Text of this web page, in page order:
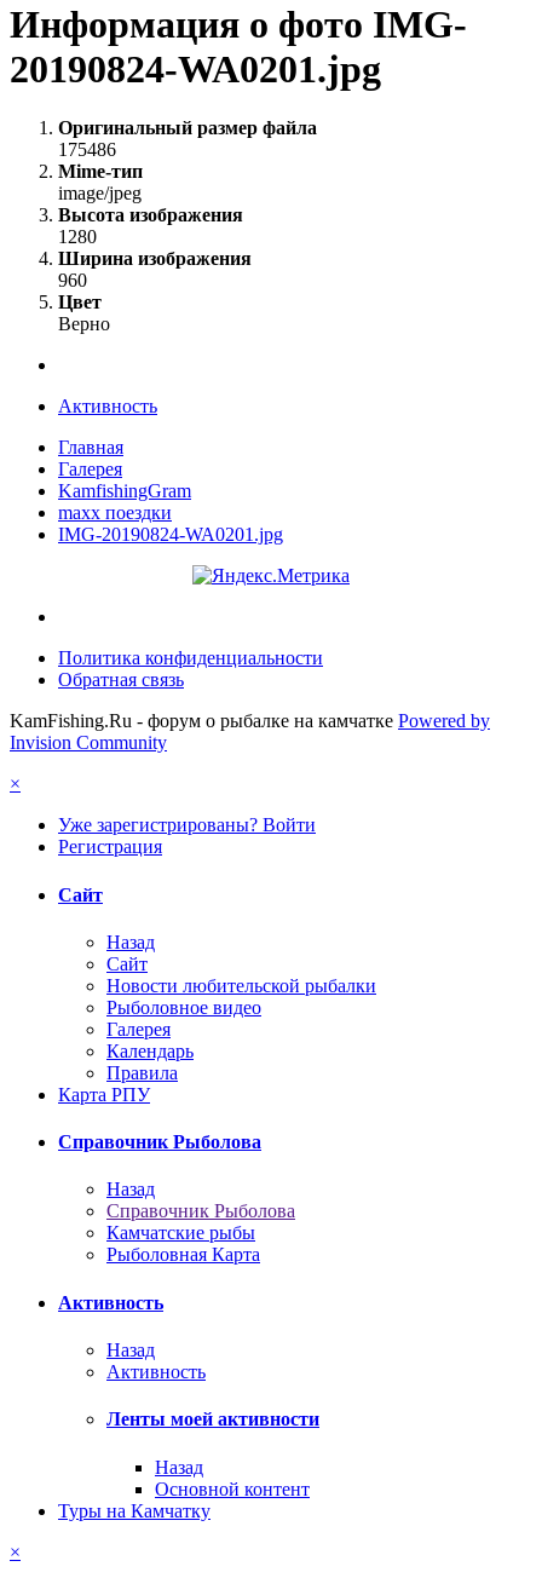
Информация о фото IMG-
20190824-WA0201.jpg
Оригинальный размер файла
175486
Mime-тип
image/jpeg
Высота изображения
1280
Ширина изображения
960
Цвет
Верно
Активность
Главная
Галерея
KamfishingGram
maxx поездки
IMG-20190824-WA0201.jpg
Политика конфиденциальности
Обратная связь
KamFishing.Ru - форум о рыбалке на камчатке Powered by
Invision Community
×
Уже зарегистрированы? Войти
Регистрация
Сайт
Назад
Сайт
Новости любительской рыбалки
Рыболовное видео
Галерея
Календарь
Правила
Карта РПУ
Справочник Рыболова
Назад
Справочник Рыболова
Камчатские рыбы
Рыболовная Карта
Активность
Назад
Активность
Ленты моей активности
Назад
Основной контент
Туры на Камчатку
×